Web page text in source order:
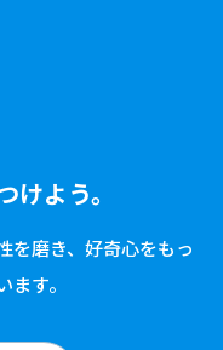
よう。
を磨き、好奇心をもっ
す。